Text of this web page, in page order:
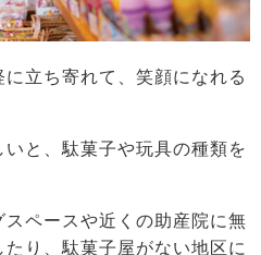
立ち寄れて、笑顔になれる
と、駄菓子や玩具の種類を
ペースや近くの助産院に無
り、駄菓子屋がない地区に